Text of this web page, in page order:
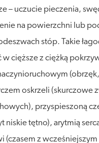
– uczucie pieczenia,
na powierzchni lub
stóp. Takie
cięższe z ciężką
oskrzeli (skurczowe
przyspieszoną
niskie tętno), arytmią
(czasem z